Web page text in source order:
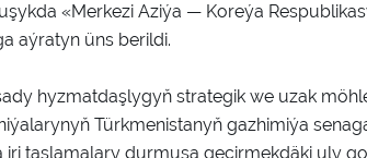
«Merkezi Aziýa — Koreýa
aýratyn üns berildi.
hyzmatdaşlygyň strategik we uzak
Türkmenistanyň gazhimiýa
taslamalary durmuşa geçirmekdäki uly